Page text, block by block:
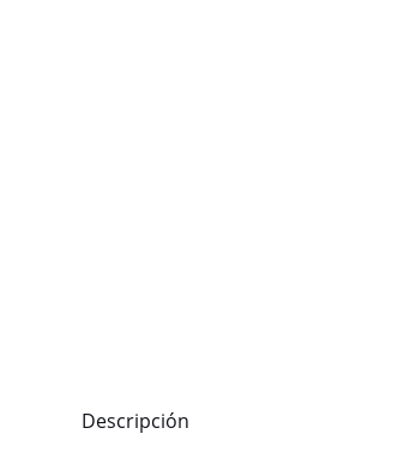
Descripción